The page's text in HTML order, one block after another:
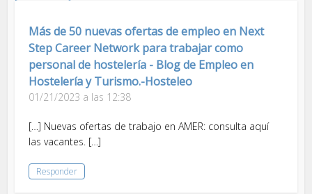
Más de 50 nuevas ofertas de empleo en Next
Step Career Network para trabajar como
personal de hostelería - Blog de Empleo en
Hostelería y Turismo.-Hosteleo
01/21/2023 a las 12:38
[…] Nuevas ofertas de trabajo en AMER: consulta aquí
las vacantes. […]
Responder